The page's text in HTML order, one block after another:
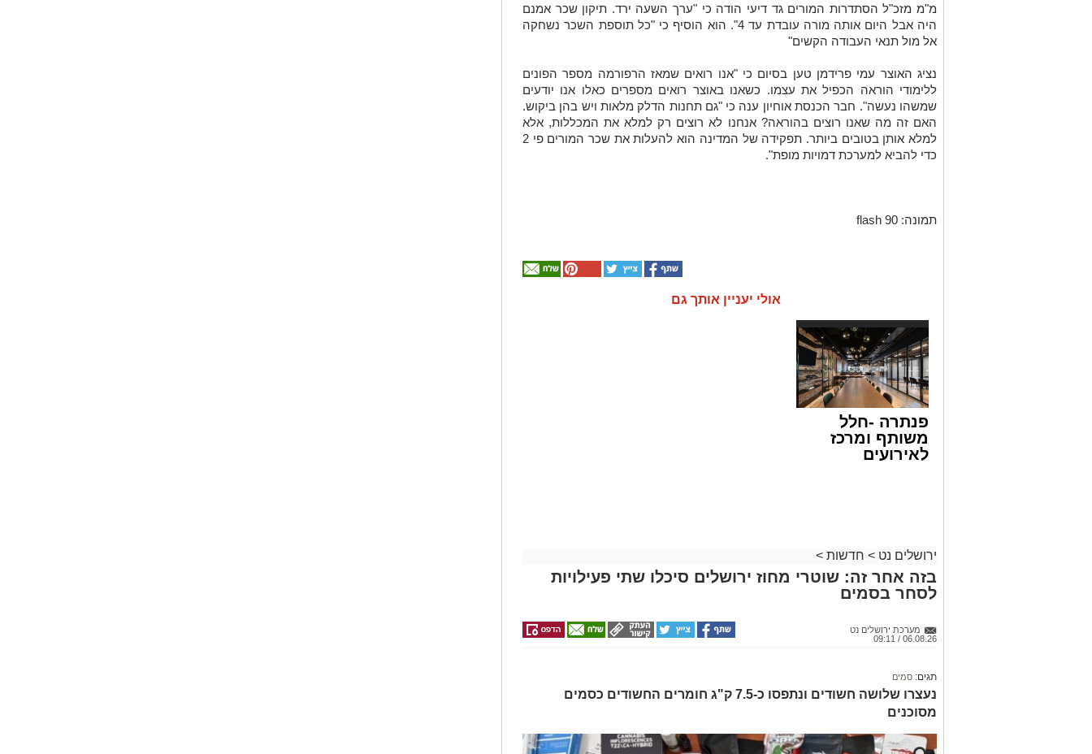
מ"מ מזכ"ל הסתדרות המורים גד דיעי הודה כי "ערך השעה ירד. תיקון שכר אמנם
היה אבל היום אותה מורה עובדת עד 4". הוא הוסיף כי "כל תוספת השכר נשחקה
אל מול תנאי העבודה הקשים"
נציג האוצר עמי פרידמן טען בסיום כי "אנו רואים שמאז הרפורמה מספר הפונים
ללימודי הוראה הכפיל את עצמו. כשאנו באוצר רואים מספרים כאלו אנו יודעים
שמשהו נעשה". חבר הכנסת אוחיון ענה כי "גם תחנות הדלק מלאות ויש בהן ביקוש.
האם זה מה שאנו רוצים בהוראה? אנחנו לא רוצים רק למלא את המכללות, אלא
למלא אותן בטובים ביותר. תפקידה של המדינה הוא להעלות את שכר המורים פי 2
כדי להביא למערכת דמויות מופת".
תמונה: flash 90
אולי יעניין אותך גם
פנתרה -חלל
משותף ומרכז
לאירועים
ירושלים נט > חדשות >
בזה אחר זה: שוטרי מחוז ירושלים סיכלו שתי פעילויות
לסחר בסמים
מערכת ירושלים נט
06.08.26 / 09:11
תגים: סמים
נעצרו שלושה חשודים ונתפסו כ-7.5 ק"ג חומרים החשודים כסמים
מסוכנים